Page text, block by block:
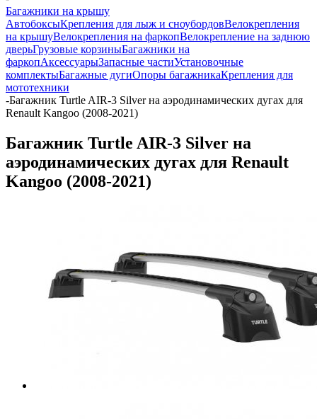
Багажники на крышу
АвтобоксыКрепления для лыж и сноубордовВелокрепления
на крышуВелокрепления на фаркопВелокрепление на заднюю
дверьГрузовые корзиныБагажники на
фаркопАксессуарыЗапасные частиУстановочные
комплектыБагажные дугиОпоры багажникаКрепления для
мототехники
-Багажник Turtle AIR-3 Silver на аэродинамических дугах для
Renault Kangoo (2008-2021)
Багажник Turtle AIR-3 Silver на
аэродинамических дугах для Renault
Kangoo (2008-2021)